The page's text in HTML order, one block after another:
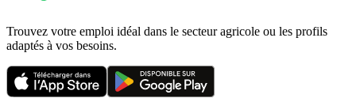
Trouvez votre emploi idéal dans le secteur agricole ou les profils
adaptés à vos besoins.